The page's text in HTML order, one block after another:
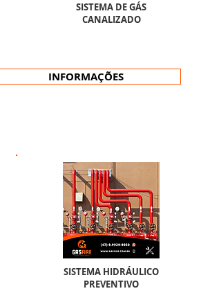
SISTEMA DE GÁS
CANALIZADO
INFORMAÇÕES
SISTEMA HIDRÁULICO
PREVENTIVO